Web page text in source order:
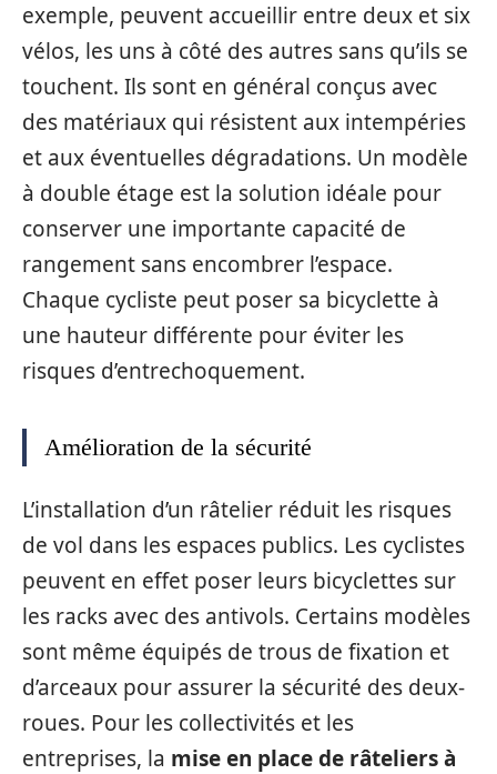
exemple, peuvent accueillir entre deux et six
vélos, les uns à côté des autres sans qu’ils se
touchent. Ils sont en général conçus avec
des matériaux qui résistent aux intempéries
et aux éventuelles dégradations. Un modèle
à double étage est la solution idéale pour
conserver une importante capacité de
rangement sans encombrer l’espace.
Chaque cycliste peut poser sa bicyclette à
une hauteur différente pour éviter les
risques d’entrechoquement.
Amélioration de la sécurité
L’installation d’un râtelier réduit les risques
de vol dans les espaces publics. Les cyclistes
peuvent en effet poser leurs bicyclettes sur
les racks avec des antivols. Certains modèles
sont même équipés de trous de fixation et
d’arceaux pour assurer la sécurité des deux-
roues. Pour les collectivités et les
entreprises, la mise en place de râteliers à